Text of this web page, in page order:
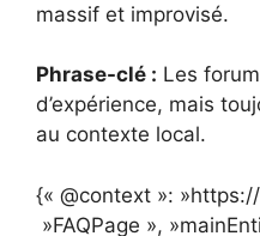
massif et improvisé.
Phrase-clé : Les
d’expérience, mais
au contexte local.
{« @context »:
»FAQPage »,